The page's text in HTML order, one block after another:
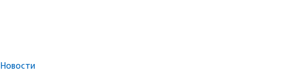
Новости